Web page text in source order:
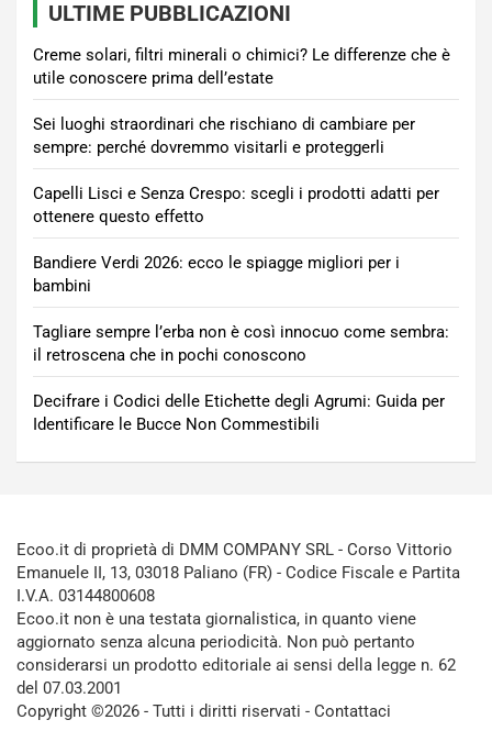
ULTIME PUBBLICAZIONI
Creme solari, filtri minerali o chimici? Le differenze che è
utile conoscere prima dell’estate
Sei luoghi straordinari che rischiano di cambiare per
sempre: perché dovremmo visitarli e proteggerli
Capelli Lisci e Senza Crespo: scegli i prodotti adatti per
ottenere questo effetto
Bandiere Verdi 2026: ecco le spiagge migliori per i
bambini
Tagliare sempre l’erba non è così innocuo come sembra:
il retroscena che in pochi conoscono
Decifrare i Codici delle Etichette degli Agrumi: Guida per
Identificare le Bucce Non Commestibili
Ecoo.it di proprietà di DMM COMPANY SRL - Corso Vittorio
Emanuele II, 13, 03018 Paliano (FR) - Codice Fiscale e Partita
I.V.A. 03144800608
Ecoo.it non è una testata giornalistica, in quanto viene
aggiornato senza alcuna periodicità. Non può pertanto
considerarsi un prodotto editoriale ai sensi della legge n. 62
del 07.03.2001
Copyright ©2026 - Tutti i diritti riservati - Contattaci